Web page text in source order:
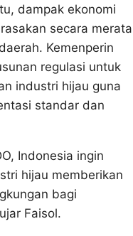
dampak ekonomi
secara merata
Kemenperin
regulasi untuk
industri hijau guna
standar dan
Indonesia ingin
hijau memberikan
bagi
Faisol.